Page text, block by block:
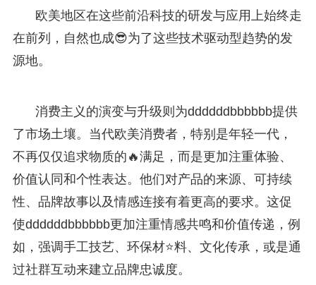
欧美地区在这些前沿科技的研发与应用上始终走
在前列，自然也成😎为了这些技术驱动型趋势的发
源地。
消费主义的演变与升级则为ddddddbbbbbb提供
了市场土壤。当代欧美消费者，特别是年轻一代，
不再仅仅追求物质的🔥满足，而是更加注重体验、
价值认同和个性表达。他们对产品的来源、可持续
性、品牌故事以及情感连接有着更高的要求。这促
使ddddddbbbbbb更加注重情感共鸣和价值传递，例
如，强调手工技艺、环保材⭐料、文化传承，或是通
过社群互动来建立品牌忠诚度。